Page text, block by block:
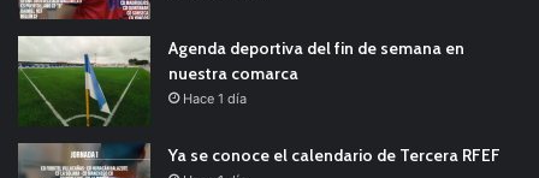
Agenda deportiva del fin de semana en
nuestra comarca
Hace 1 día
Ya se conoce el calendario de Tercera RFEF